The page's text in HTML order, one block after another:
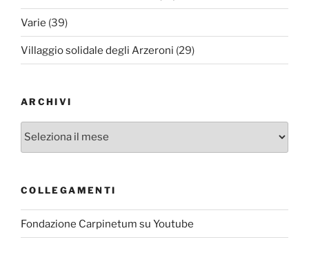
Varie (39)
Villaggio solidale degli Arzeroni (29)
ARCHIVI
Archivi
COLLEGAMENTI
Fondazione Carpinetum su Youtube